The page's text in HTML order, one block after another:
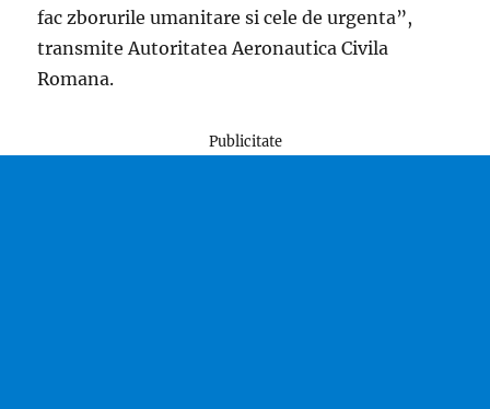
fac zborurile umanitare si cele de urgenta”,
transmite Autoritatea Aeronautica Civila
Romana.
Publicitate